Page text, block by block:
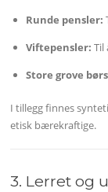
Runde pensler:
Viftepensler: Til
Store grove
I tillegg finnes
etisk bærekraftige.
3. Lerret og